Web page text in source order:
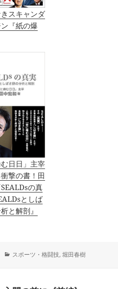
スキャンダ
『紙の爆
む日日」主宰
撃の書！田
の真
としば
と解剖』
カ
スポーツ・格闘技,堀田春樹